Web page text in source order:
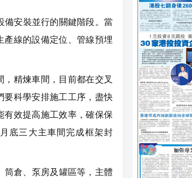
安裝並行的關鍵階段。當
線的設備定位、管線預埋
精煉車間，目前都在交叉
要科學安排施工工序，盡快
有效提高施工效率，確保保
底三大主車間完成框架封
倉、泵房及罐區等，主體